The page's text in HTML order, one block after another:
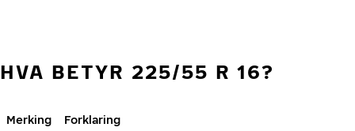
HVA BETYR 225/55 R 16?
Merking Forklaring